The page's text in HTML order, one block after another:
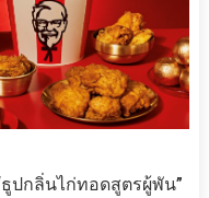
ปกลิ่นไก่ทอดสูตรผู้พัน”